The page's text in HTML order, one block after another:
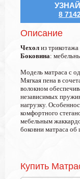
8
Описание
Чехол из
Боковина:
Модель матраса с
Мягкая пена в
волокном
независимых
нагрузку.
комфортного
мебельным
боковни матраса об
Купить